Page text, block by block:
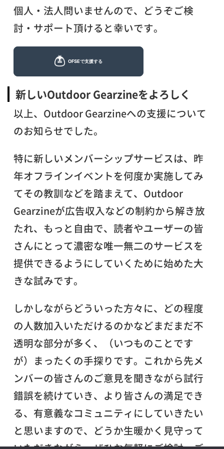
個人・法人問いませんので、どうぞご検
討・サポート頂けると幸いです。
新しいOutdoor Gearzineをよろしく
以上、Outdoor Gearzineへの支援について
のお知らせでした。
特に新しいメンバーシップサービスは、昨
年オフラインイベントを何度か実施してみ
てその教訓などを踏まえて、Outdoor
Gearzineが広告収入などの制約から解き放
たれ、もっと自由で、読者やユーザーの皆
さんにとって濃密な唯一無二のサービスを
提供できるようにしていくために始めた大
きな試みです。
しかしながらどういった方々に、どの程度
の人数加入いただけるのかなどまだまだ不
透明な部分が多く、（いつものことです
が）まったくの手探りです。これから先メ
ンバーの皆さんのご意見を聞きながら試行
錯誤を続けていき、より皆さんの満足でき
る、有意義なコミュニティにしていきたい
と思いますので、どうか生暖かく見守って